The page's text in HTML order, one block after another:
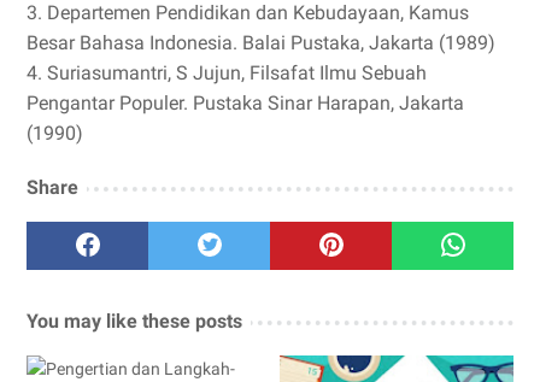
3. Departemen Pendidikan dan Kebudayaan, Kamus
Besar Bahasa Indonesia. Balai Pustaka, Jakarta (1989)
4. Suriasumantri, S Jujun, Filsafat Ilmu Sebuah
Pengantar Populer. Pustaka Sinar Harapan, Jakarta
(1990)
Share
You may like these posts